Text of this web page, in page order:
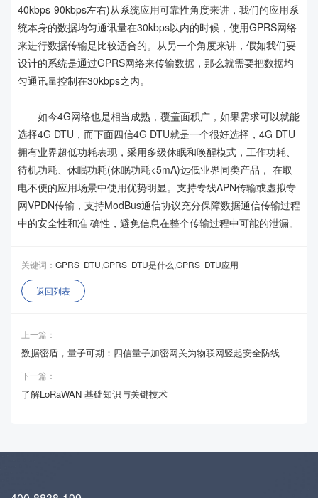
40kbps-90kbps左右)从系统应用可靠性角度来讲，我们的应用系
统本身的数据均匀通讯量在30kbps以内的时候，使用GPRS网络
来进行数据传输是比较适合的。从另一个角度来讲，假如我们要
设计的系统是通过GPRS网络来传输数据，那么就需要把数据均
匀通讯量控制在30kbps之内。
如今4G网络也是相当成熟，覆盖面积广，如果需求可以就能
选择4G DTU，而下面四信4G DTU就是一个很好选择，4G DTU
拥有业界超低功耗表现，采用多级休眠和唤醒模式，工作功耗、
待机功耗、休眠功耗(休眠功耗<5mA)远低业界同类产品， 在取
电不便的应用场景中使用优势明显。支持专线APN传输或虚拟专
网VPDN传输，支持ModBus通信协议充分保障数据通信传输过程
中的安全性和准 确性，避免信息在整个传输过程中可能的泄漏。
关键词： GPRS DTU,GPRS DTU是什么,GPRS DTU应用
返回列表
上一篇：
数据密盾，量子可期：四信量子加密网关为物联网竖起安全防线
下一篇：
了解LoRaWAN 基础知识与关键技术